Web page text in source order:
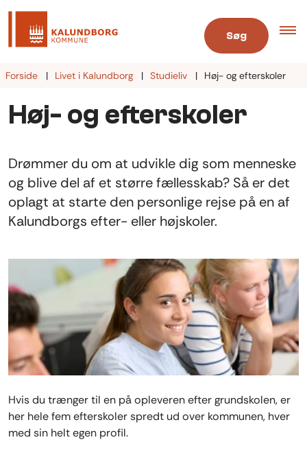
Søg
Forside Livet i Kalundborg Studieliv Høj- og efterskoler
Høj- og efterskoler
Drømmer du om at udvikle dig som menneske
og blive del af et større fællesskab? Så er det
oplagt at starte den personlige rejse på en af
Kalundborgs efter- eller højskoler.
Hvis du trænger til en på opleveren efter grundskolen, er
her hele fem efterskoler spredt ud over kommunen, hver
med sin helt egen profil.